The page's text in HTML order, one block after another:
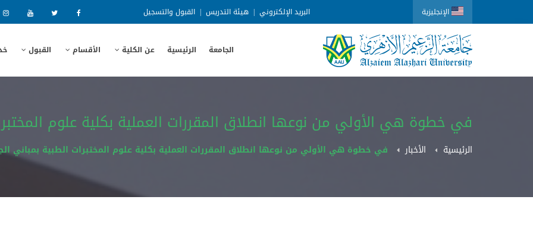
الإنجليزية البريد الإلكتروني | هيئة التدريس | القبول والتسجيل
الجامعة الرئيسية عن الكلية الأقسام القبول
في خطوة هي الأولي من نوعها انطلاق المقررات العملية بكلية علوم
الرئيسية الأخبار في خطوة هي الأولي من نوعها انطلاق المقررات العملية بكلية علوم المختبرات الطبية بمباني